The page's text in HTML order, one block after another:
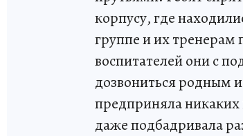
корпусу, где
группе и их
воспитателей они с
дозвониться родным
предприняла
даже подбадривала